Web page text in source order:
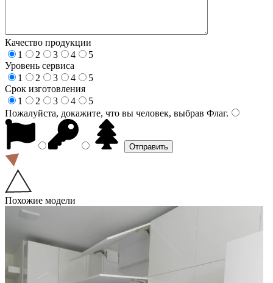
Качество продукции
1
2 3 4
5
Уровень сервиса
1
2 3 4
5
Срок изготовления
1
2 3 4
5
Пожалуйста, докажите, что вы человек, выбрав Флаг.
Похожие модели